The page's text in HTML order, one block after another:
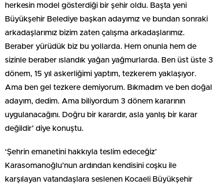
herkesin model gösterdiği bir şehir oldu. Başta yeni
Büyükşehir Belediye başkan adayımız ve bundan sonraki
arkadaşlarımız bizim zaten çalışma arkadaşlarımız.
Beraber yürüdük biz bu yollarda. Hem onunla hem de
sizinle beraber ıslandık yağan yağmurlarda. Ben üst üste 3
dönem, 15 yıl askerliğimi yaptım, tezkerem yaklaşıyor.
Ama ben gel tezkere demiyorum. Bıkmadım ve ben doğal
adayım, dedim. Ama biliyordum 3 dönem kararının
uygulanacağını. Doğru bir karardır, asla yanlış bir karar
değildir’ diye konuştu.
‘Şehrin emanetini hakkıyla teslim edeceğiz’
Karasomanoğlu’nun ardından kendisini coşku ile
karşılayan vatandaşlara seslenen Kocaeli Büyükşehir